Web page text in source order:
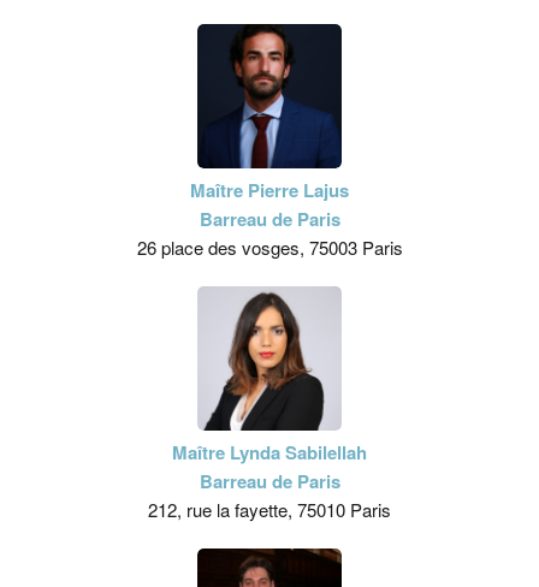
Maître Pierre Lajus
Barreau de Paris
26 place des vosges, 75003 Paris
Maître Lynda Sabilellah
Barreau de Paris
212, rue la fayette, 75010 Paris